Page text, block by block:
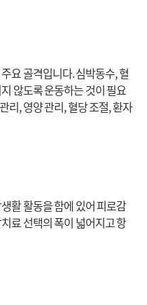
요 골격입니다. 심박동수, 혈
않도록 운동하는 것이 필요
리, 영양 관리, 혈당 조절, 환자
활 활동을 함에 있어 피로감
료 선택의 폭이 넓어지고 항